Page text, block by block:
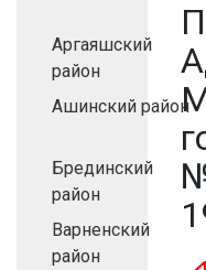
Аргаяшский
район
Ашинский район
Брединский
район
Варненский
район